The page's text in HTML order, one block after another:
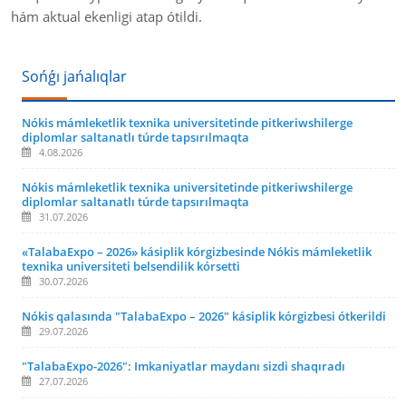
hám aktual ekenligi atap ótildi.
Sońǵı jańalıqlar
Nókis mámleketlik texnika universitetinde pitkeriwshilerge
diplomlar saltanatlı túrde tapsırılmaqta
4.08.2026
Nókis mámleketlik texnika universitetinde pitkeriwshilerge
diplomlar saltanatlı túrde tapsırılmaqta
31.07.2026
«TalabaExpo – 2026» kásiplik kórgizbesinde Nókis mámleketlik
texnika universiteti belsendilik kórsetti
30.07.2026
Nókis qalasında "TalabaExpo – 2026" kásiplik kórgizbesi ótkerildi
29.07.2026
"TalabaExpo-2026": Imkaniyatlar maydanı sizdi shaqıradı
27.07.2026